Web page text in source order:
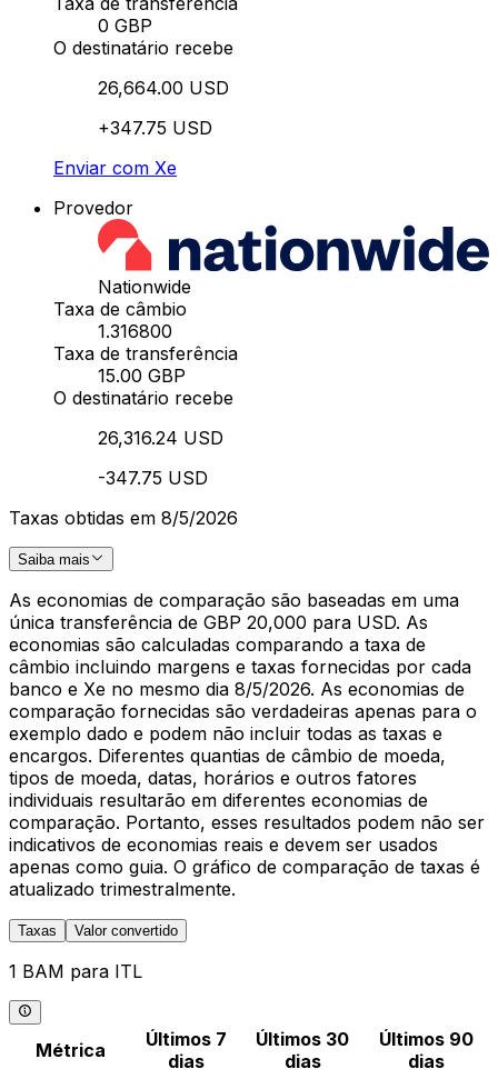
0 GBP
O destinatário recebe
26,664.00 USD
+347.75 USD
Enviar com Xe
Provedor
Nationwide
Taxa de câmbio
1.316800
Taxa de transferência
15.00 GBP
O destinatário recebe
26,316.24 USD
-347.75 USD
Taxas obtidas em 8/5/2026
Saiba mais
As economias de comparação são baseadas em uma
única transferência de GBP 20,000 para USD. As
economias são calculadas comparando a taxa de
câmbio incluindo margens e taxas fornecidas por cada
banco e Xe no mesmo dia 8/5/2026. As economias de
comparação fornecidas são verdadeiras apenas para o
exemplo dado e podem não incluir todas as taxas e
encargos. Diferentes quantias de câmbio de moeda,
tipos de moeda, datas, horários e outros fatores
individuais resultarão em diferentes economias de
comparação. Portanto, esses resultados podem não ser
indicativos de economias reais e devem ser usados
apenas como guia. O gráfico de comparação de taxas é
atualizado trimestralmente.
Taxas Valor convertido
1 BAM para ITL
Métrica
Últimos 7
dias
Últimos 30
dias
Últimos 90
dias